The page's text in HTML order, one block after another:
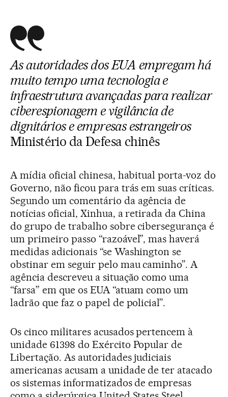
As autoridades dos EUA empregam há
muito tempo uma tecnologia e
infraestrutura avançadas para realizar
ciberespionagem e vigilância de
dignitários e empresas estrangeiros
Ministério da Defesa chinês
A mídia oficial chinesa, habitual porta-voz do
Governo, não ficou para trás em suas críticas.
Segundo um comentário da agência de
notícias oficial, Xinhua, a retirada da China
do grupo de trabalho sobre cibersegurança é
um primeiro passo “razoável”, mas haverá
medidas adicionais “se Washington se
obstinar em seguir pelo mau caminho”. A
agência descreveu a situação como uma
“farsa” em que os EUA “atuam como um
ladrão que faz o papel de policial”.
Os cinco militares acusados pertencem à
unidade 61398 do Exército Popular de
Libertação. As autoridades judiciais
americanas acusam a unidade de ter atacado
os sistemas informatizados de empresas